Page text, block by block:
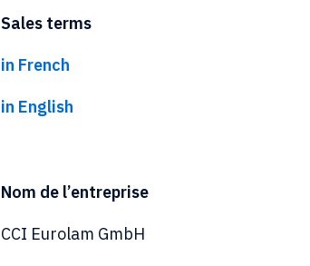
Sales terms
in French
in English
Nom de l’entreprise
CCI Eurolam GmbH